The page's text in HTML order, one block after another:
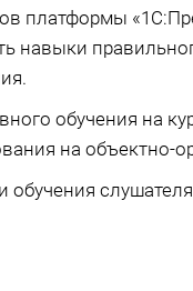
платформы
навыки
обучения на
на объектно-
обучения